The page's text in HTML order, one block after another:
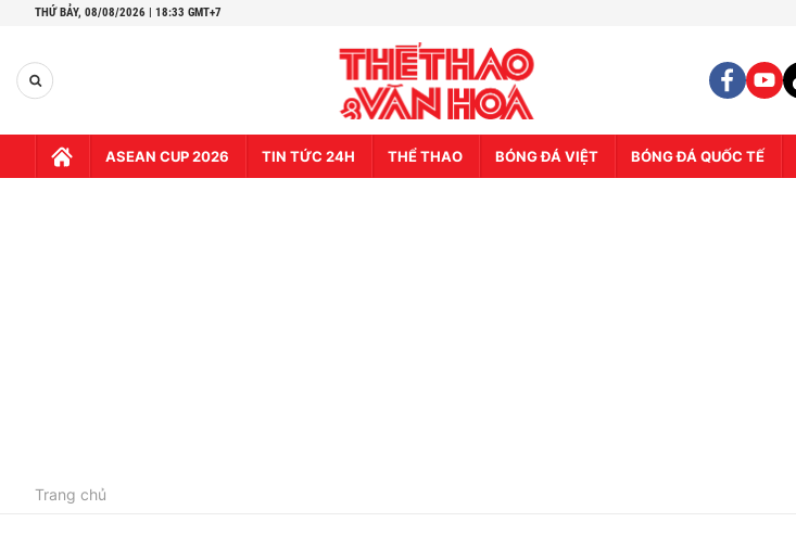
THỨ BẢY, 08/08/2026 | 18:33 GMT+7
ASEAN CUP 2026 TIN TỨC 24H THỂ THAO BÓNG ĐÁ VIỆT BÓNG ĐÁ QUỐC TẾ
Trang chủ